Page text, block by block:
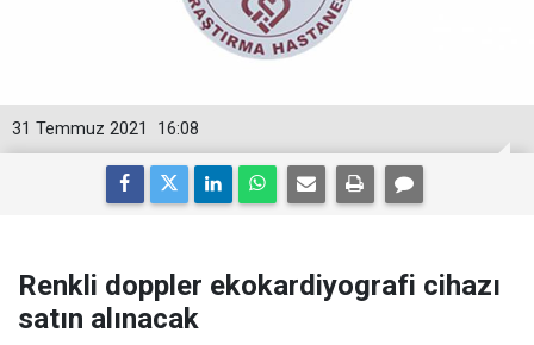
16:08
31 Temmuz 2021
Renkli doppler ekokardiyografi cihazı
satın alınacak